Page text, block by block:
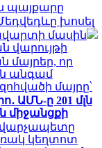
պայքարը
խոսել
ավարտի մասին
վարույթի
մայրեր, որ
անգամ
մայրը՝
ԱՄՆ-ը 201 մլն
միջանցքի
կեղտոտ